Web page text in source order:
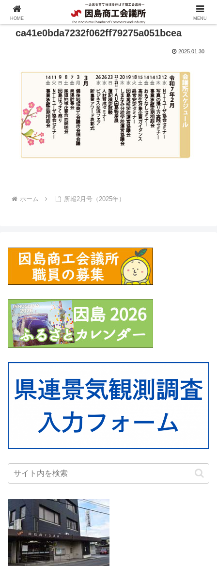
ca41e0bda7232f062ff79275a051bcea
2025.01.30
ホーム 所報2月号（2025年）
HOME MENU